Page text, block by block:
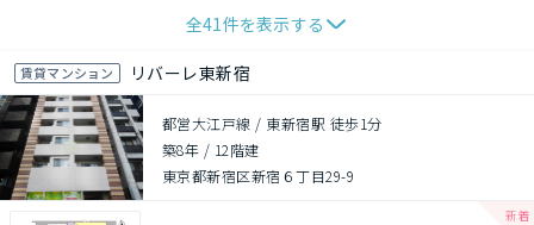
全41件を表示する
賃貸マンション リバーレ東新宿
都営大江戸線 / 東新宿駅 徒歩1分
築8年 / 12階建
東京都新宿区新宿６丁目29-9